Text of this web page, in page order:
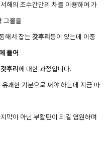
해의 조수간만의 차를 이용하여 가
그물을
해서 잡는 갓후리등이 있는데 이중
들어
후리 에 대한 과정입니다.
쾌한 기분으로 써야 하는데 지금 마
막이 아닌 부활탄이 되길 염원하며